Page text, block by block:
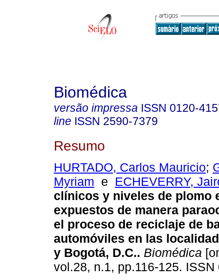
Biomédica
versão impressa ISSN 0120-
line ISSN 2590-7379
Resumo
HURTADO, Carlos Mauricio;
Myriam e ECHEVERRY,
clínicos y niveles de plomo
expuestos de manera
el proceso de reciclaje de
automóviles en las
y Bogotá, D.C.. Biomédica
vol.28, n.1, pp.116-125. ISSN